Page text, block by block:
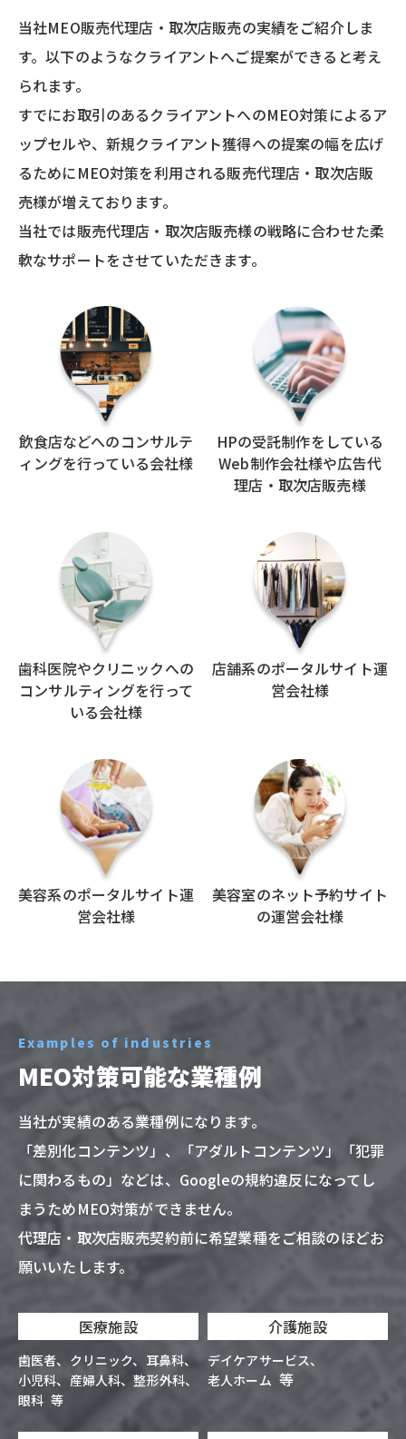
当社MEO販売代理店・取次店販売の実績をご紹介しま
す。以下のようなクライアントへご提案ができると考え
られます。
すでにお取引のあるクライアントへのMEO対策によるア
ップセルや、 新規クライアント獲得への提案の幅を広げ
るためにMEO対策を利用される販売代理店・取次店販
売様が増えております。
当社では販売代理店・取次店販売様の戦略に合わせた柔
軟なサポートをさせていただきます。
飲食店などへのコンサルテ
ィングを行っている会社様
HPの受託制作をしている
Web制作会社様や広告代
理店・取次店販売様
歯科医院やクリニックへの
コンサルティングを行って
いる会社様
店舗系のポータルサイト運
営会社様
美容系のポータルサイト運
営会社様
美容室のネット予約サイト
の運営会社様
Examples of industries
MEO対策可能な業種例
当社が実績のある業種例になります。
「差別化コンテンツ」、「アダルトコンテンツ」「犯罪
に関わるもの」などは、 Googleの規約違反になってし
まうためMEO対策ができません。
代理店・取次店販売契約前に希望業種をご相談のほどお
願いいたします。
医療施設
歯医者 クリニック
耳鼻科
小児科
産婦人科
整形外科
眼科 等
介護施設
デイケアサービス
老人ホーム 等